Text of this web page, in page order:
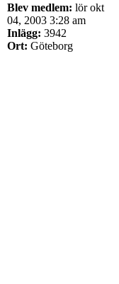
Blev medlem: lör okt
04, 2003 3:28 am
Inlägg: 3942
Ort: Göteborg